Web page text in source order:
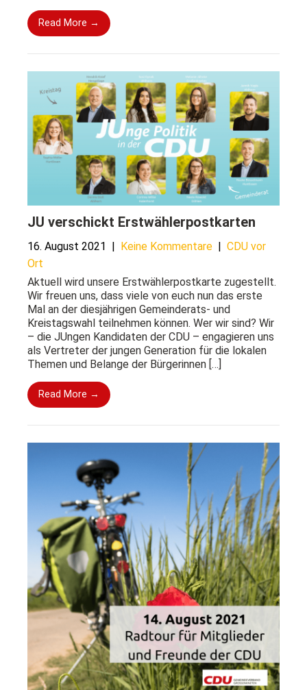
Read More →
JU verschickt Erstwählerpostkarten
16. August 2021 | Keine Kommentare | CDU vor
Ort
Aktuell wird unsere Erstwählerpostkarte zugestellt.
Wir freuen uns, dass viele von euch nun das erste
Mal an der diesjährigen Gemeinderats- und
Kreistagswahl teilnehmen können. Wer wir sind? Wir
– die JUngen Kandidaten der CDU – engagieren uns
als Vertreter der jungen Generation für die lokalen
Themen und Belange der Bürgerinnen […]
Read More →